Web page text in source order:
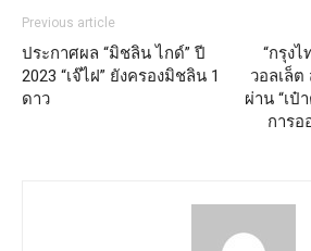
Previous article
ประกาศผล “มิชลิน ไกด์” ปี
2023 “เจ๊ไฝ” ยังครองมิชลิน 1
ดาว
“กรุง
วอลเล็ต
ผ่าน “เป๋
การอ